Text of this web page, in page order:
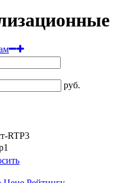
руб.
RTP3
1